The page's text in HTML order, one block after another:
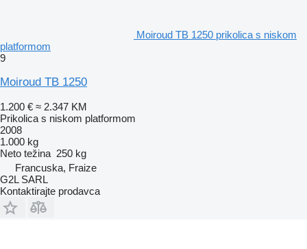
Moiroud TB 1250 prikolica s niskom
platformom
9
Moiroud TB 1250
1.200 € ≈ 2.347 KM
Prikolica s niskom platformom
2008
1.000 kg
Neto težina 250 kg
Francuska, Fraize
G2L SARL
Kontaktirajte prodavca